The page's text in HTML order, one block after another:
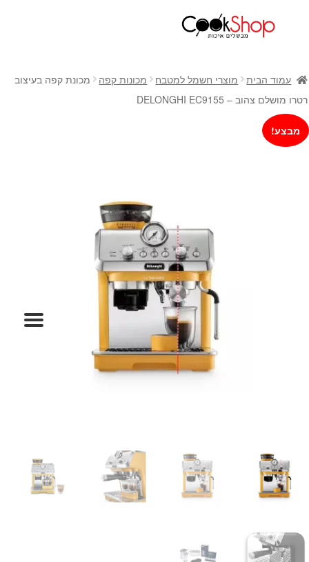
חנות
כלי בישול
סירים
מחבתות
כלי הגשה ואירוח
מתנות לחנוכת בית
תשלום
עמוד הבית מוצרי חשמל למטבח מכונות קפה
מכונת קפה בעיצוב
רטרו מושלם צהוב – DELONGHI EC9155
מבצע!